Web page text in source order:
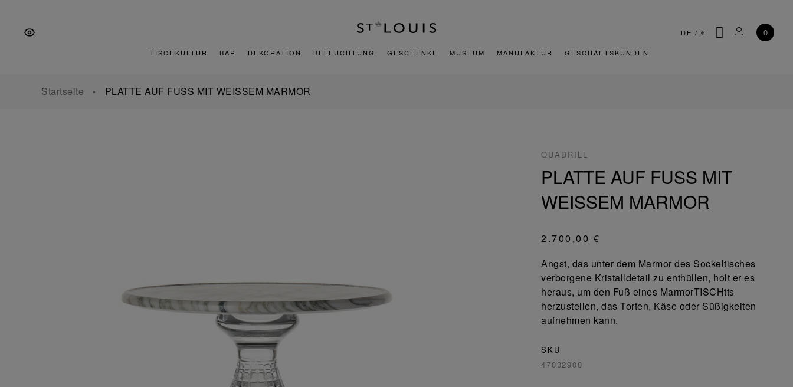
springen
springen
springen
DE / € SUCHEMEIN
0
TISCHKULTUR BAR DEKORATION BELEUCHTUNG GESCHENKE MUSEUM MANUFAKTUR GESCHÄFTSKUNDEN
Startseite PLATTE AUF FUSS MIT WEISSEM MARMOR
QUADRILL
PLATTE AUF FUSS MIT
WEISSEM MARMOR
2.700,00 €
Angst, das unter dem Marmor des Sockeltisches
verborgene Kristalldetail zu enthüllen, holt er es
heraus, um den Fuß eines MarmorTISCHtts
herzustellen, das Torten, Käse oder Süßigkeiten
aufnehmen kann.
SKU
47032900